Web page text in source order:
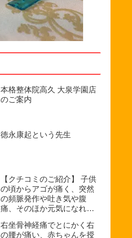
本格整体院高久 大泉学園店
のご案内
徳永康起という先生
【クチコミのご紹介】 子供
の頃からアゴが痛く、突然
の頻脈発作や吐き気や腹
痛、そのほか元気になれな
院では原因不明を診断され
右坐骨神経痛でとにかく右
の腰が痛い、赤ちゃんを授